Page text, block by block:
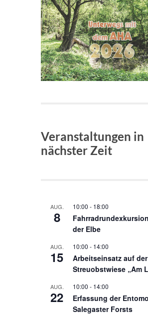
Veranstaltungen in
nächster Zeit
AUG.
8
10:00 - 18:00
der Elbe
AUG.
15
10:00 - 14:00
Arbeitseinsatz auf der
Streuobstwiese „Am
AUG.
22
10:00 - 14:00
Erfassung der
Salegaster Forsts